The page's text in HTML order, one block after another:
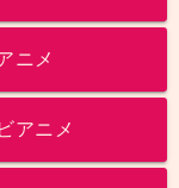
ニメ
アニメ